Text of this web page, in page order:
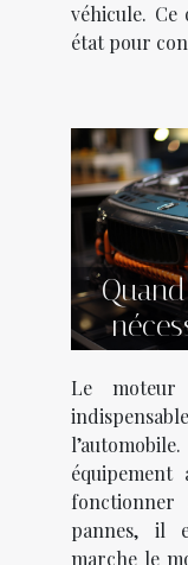
véhicule. Ce
état pour
Le moteur
équipement
pannes, il
marche le